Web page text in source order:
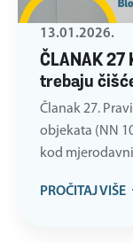
ČLANAK
trebaju
13.01.2026.
Članak 27.
objekata (NN
kod
PROČITAJ VIŠE